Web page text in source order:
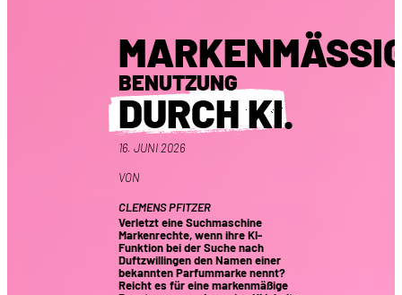
BENUTZUNG
DURCH KI.
16. JUNI 2026
VON
CLEMENS PFITZER
Verletzt eine Suchmaschine
Markenrechte, wenn ihre KI-
Funktion bei der Suche nach
Duftzwillingen den Namen einer
bekannten Parfummarke nennt?
Reicht es für eine markenmäßige